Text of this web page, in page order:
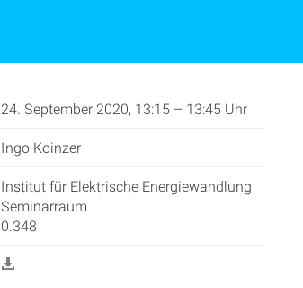
24. September 2020, 13:15 – 13:45 Uhr
Ingo Koinzer
Institut für Elektrische Energiewandlung
Seminarraum
0.348